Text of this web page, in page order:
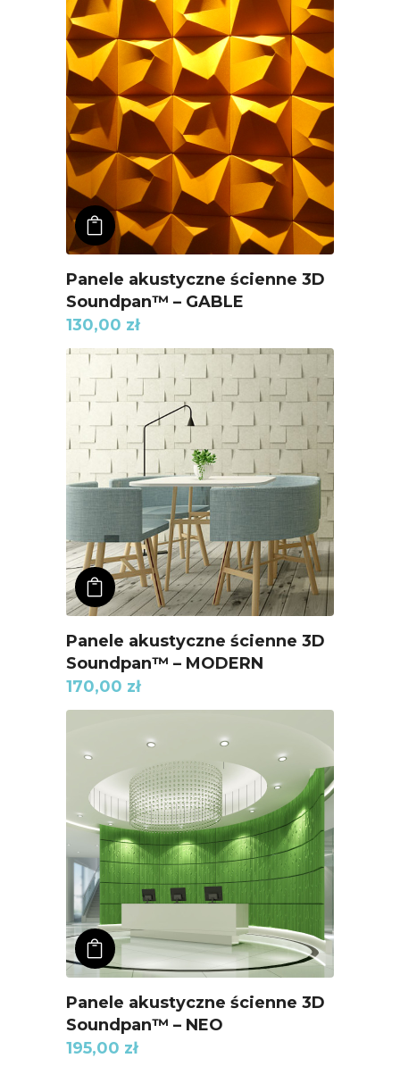
ADD TO KOSZYK
Panele akustyczne ścienne 3D
Soundpan™ – GABLE
130,00 zł
ADD TO KOSZYK
Panele akustyczne ścienne 3D
Soundpan™ – MODERN
170,00 zł
ADD TO KOSZYK
Panele akustyczne ścienne 3D
Soundpan™ – NEO
195,00 zł